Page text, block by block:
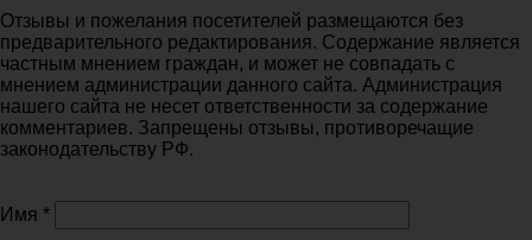
Отзывы и пожелания посетителей размещаются без
предварительного редактирования. Содержание является
частным мнением граждан, и может не совпадать с
мнением администрации данного сайта. Администрация
нашего сайта не несет ответственности за содержание
комментариев. Запрещены отзывы, противоречащие
законодательству РФ.
Имя *